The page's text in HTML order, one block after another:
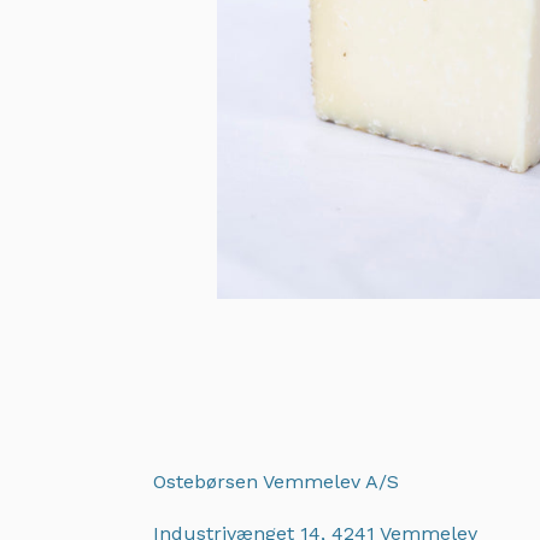
Ostebørsen Vemmelev A/S
Industrivænget 14, 4241 Vemmelev